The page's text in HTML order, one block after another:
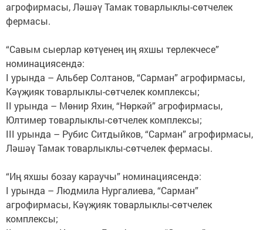
агрофирмасы, Ләшәү Тамак товарлыклы-сөтчелек
фермасы.
“Савым сыерлар көтүенең иң яхшы терлекчесе”
номинациясендә:
I урында – Альбер Солтанов, “Сарман” агрофирмасы,
Кәүҗияк товарлыклы-сөтчелек комплексы;
II урында – Мөнир Яхин, “Нөркәй” агрофирмасы,
Юлтимер товарлыклы-сөтчелек комплексы;
III урында – Рубис Ситдыйков, “Сарман” агрофирмасы,
Ләшәү Тамак товарлыклы-сөтчелек фермасы.
“Иң яхшы бозау караучы” номинациясендә:
I урында – Людмила Нургалиева, “Сарман”
агрофирмасы, Кәүҗияк товарлыклы-сөтчелек
комплексы;